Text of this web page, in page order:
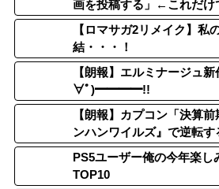
画を投稿する」←これだけ
【ロマサガ2リメイク】私
結・・・！
【朗報】エルミナージ
∀ﾟ)━━━━!!
【朗報】カプコン「決算
ンハンワイルズ』で逆転す
PS5ユーザー俺の今年楽し
TOP10